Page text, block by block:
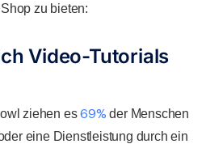
zu bieten:
Video-Tutorials
ziehen es69% der Menschen
eine Dienstleistung durch ein